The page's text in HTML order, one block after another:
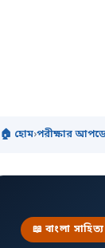
🏠 হোম›পরীক্ষার
📖 বাংলা